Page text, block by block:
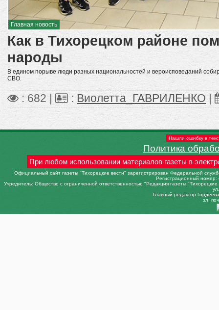
Главная новость
Как в Тихорецком районе
народы
В едином порыве люди разных национальностей и вероисповеданий
СВО.
: 682 | : Виолетта_ГАВРИЛЕНКО
Нашли ошибку в
Политика
При любом использовании материалов газеты в
Официальный сайт газеты "Тихорецкие вести" зарегистрирован Федеральной
Регистрационный
Учредитель: Общество с ограниченной ответственностью "Редакция газеты
Главный редактор
эл.